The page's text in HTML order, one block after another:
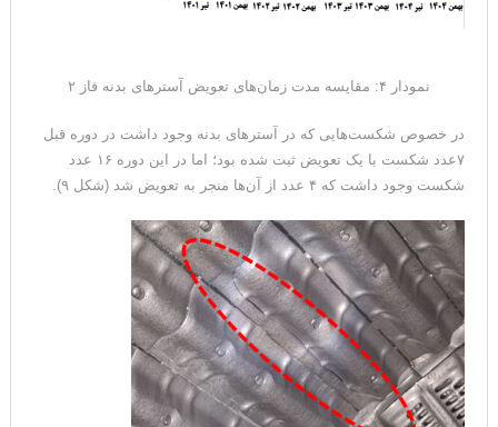
نمودار ۴: مقایسه مدت زمان‌های تعویض آسترهای بدنه فاز ۲
در خصوص شکست‌هایی که در آسترهای بدنه وجود داشت در دوره قبل
۷عدد شکست با یک تعویض ثبت شده بود؛ اما در این دوره ۱۶ عدد
شکست وجود داشت که ۴ عدد از آن‌ها منجر به تعویض شد (شکل ۹).